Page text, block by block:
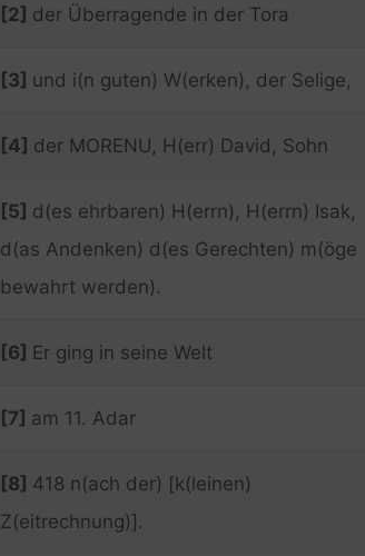
[2] der Überragende in der Tora
[3] und i(n guten) W(erken), der Selige,
[4] der MORENU, H(err) David, Sohn
[5] d(es ehrbaren) H(errn), H(errn) Isak,
d(as Andenken) d(es Gerechten) m(öge
bewahrt werden).
[6] Er ging in seine Welt
[7] am 11. Adar
[8] 418 n(ach der) [k(leinen)
Z(eitrechnung)].